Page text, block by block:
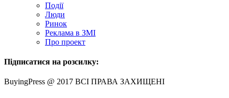
Події
Люди
Ринок
Реклама в ЗМІ
Про проект
Підписатися на розсилку:
BuyingPress @ 2017 ВСІ ПРАВА ЗАХИЩЕНІ